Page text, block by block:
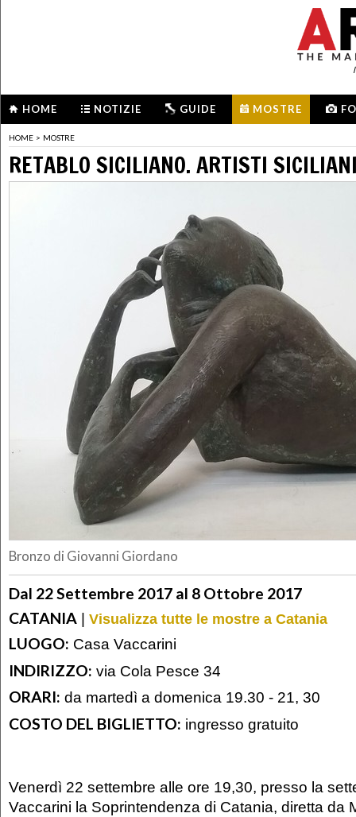
HOME NOTIZIE GUIDE MOSTRE
HOME > MOSTRE
RETABLO SICILIANO. ARTISTI
Bronzo di Giovanni Giordano
Dal 22 Settembre 2017 al 8 Ottobre 2017
CATANIA | Visualizza tutte le mostre a Catania
LUOGO: Casa Vaccarini
INDIRIZZO: via Cola Pesce 34
ORARI: da martedì a domenica 19.30 - 21, 30
COSTO DEL BIGLIETTO: ingresso gratuito
Venerdì 22 settembre alle ore 19,30, presso la
Vaccarini la Soprintendenza di Catania, diretta da